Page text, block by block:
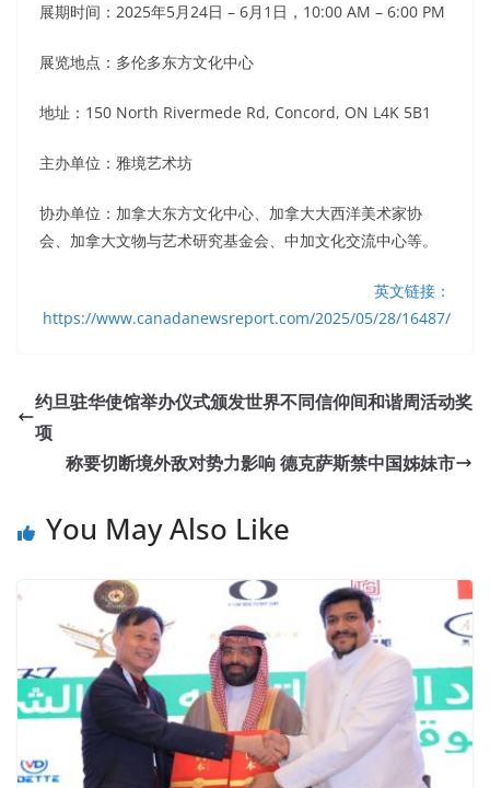
展期时间：2025年5月24日 – 6月1日，10:00 AM – 6:00 PM
展览地点：多伦多东方文化中心
地址：150 North Rivermede Rd, Concord, ON L4K 5B1
主办单位：雅境艺术坊
协办单位：加拿大东方文化中心、加拿大大西洋美术家协
会、加拿大文物与艺术研究基金会、中加文化交流中心等。
英文链接：
https://www.canadanewsreport.com/2025/05/28/16487/
约旦驻华使馆举办仪式颁发世界不同信仰间和谐周活动奖
项
称要切断境外敌对势力影响 德克萨斯禁中国姊妹市
You May Also Like